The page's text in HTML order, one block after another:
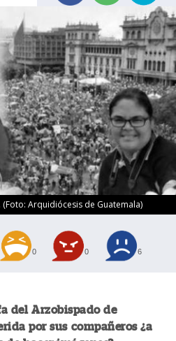
Arquidiócesis de Guatemala)
0 0 6
del Arzobispado de
por sus compañeros ¿a